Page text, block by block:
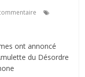
ont annoncé
du Désordre